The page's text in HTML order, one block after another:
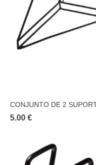
CONJUNTO DE 2
5.00 €